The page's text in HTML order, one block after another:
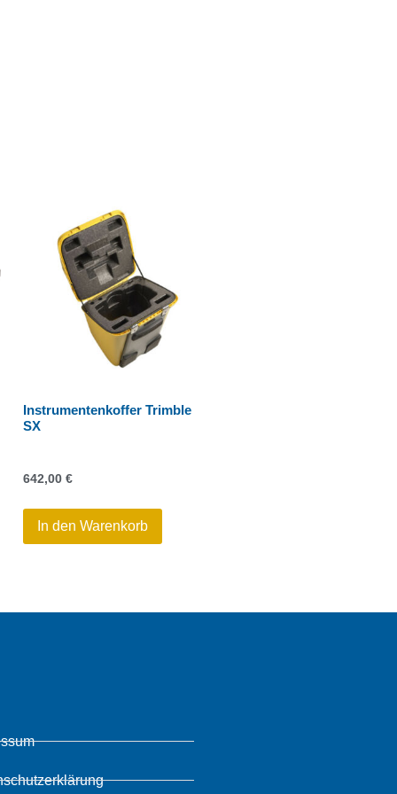
Instrumentenkoffer Trimble
SX
642,00 €
In den Warenkorb